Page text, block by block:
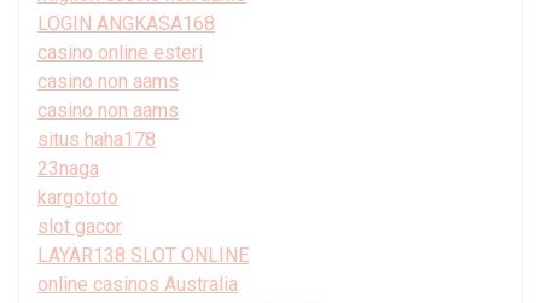
LOGIN ANGKASA168
casino online esteri
casino non aams
casino non aams
situs haha178
23naga
kargototo
slot gacor
LAYAR138 SLOT ONLINE
online casinos Australia